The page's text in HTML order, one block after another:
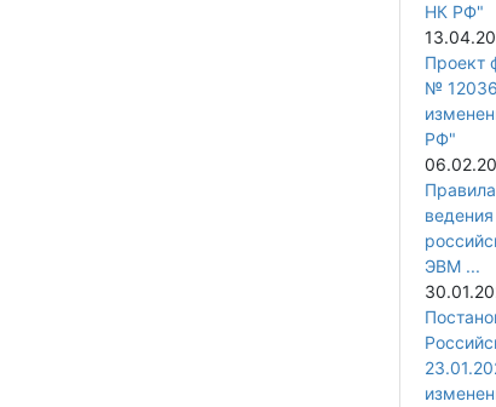
НК РФ"
Проект
№
РФ"
ЭВМ ...